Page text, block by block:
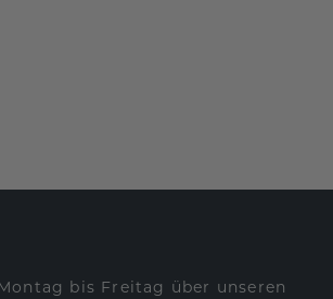
bis Freitag über unseren